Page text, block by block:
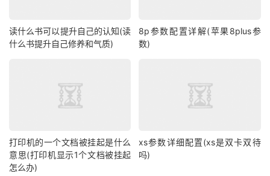
读什么书可以提升自己的认知(读
什么书提升自己修养和气质)
8p参数配置详解(苹果8plus参
数)
打印机的一个文档被挂起是什么
意思(打印机显示1个文档被挂起
怎么办)
xs参数详细配置(xs是双卡双待
吗)